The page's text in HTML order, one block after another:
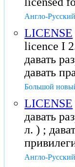
Англо-
LICENSE
licence I
давать
давать
Большой
LICENSE
давать
л. ) ;
Англо-